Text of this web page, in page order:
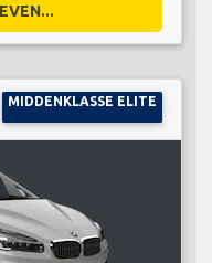
MIDDENKLASSE ELITE